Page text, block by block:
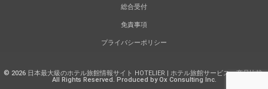
総合受付
免責事項
プライバシーポリシー
© 2026 日本最大級のホテル旅館情報サイト HOTELIER | ホテル旅館サービス・商品比較.
All Rights Reserved. Produced by Ox Consulting Inc.